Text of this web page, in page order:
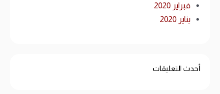
فبراير 2020
يناير 2020
أحدث التعليقات